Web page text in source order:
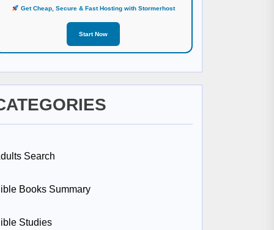
Get Cheap, Secure & Fast Hosting with Stormerhost
Start Now
Search
Books Summary
Studies